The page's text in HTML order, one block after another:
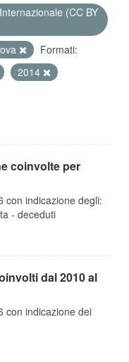
(CC BY
Formati:
2014
coinvolte per
con indicazione degli:
- deceduti
dal 2010 al
con indicazione dei